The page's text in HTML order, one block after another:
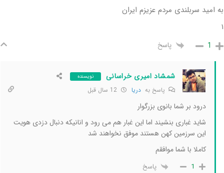
به امید سربلندی مردم عزیزم ایران
۱
1 پاسخ
شمشاد امیری خراسانی نویسنده
پاسخ به دریا
درود بر شما بانوی بزرگوار
شاید غباری بنشیند اما این غبار هم می رود و انانیکه دنبال دزدی هویت
این سرزمین کهن هستند موفق نخواهند شد
کاملا با شما موافقم
1 پاسخ